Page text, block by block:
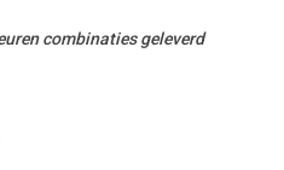
combinaties geleverd